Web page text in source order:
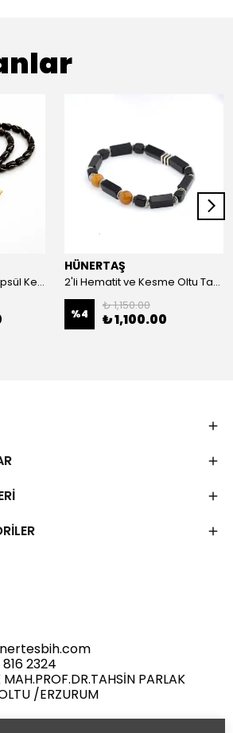
14 Ayar Altın İşleme Kapsül Kesim Oltu Taşı Tespih
HÜNERTAŞ
2'li Hematit ve Kesme Oltu Taşı Bileklik
%4
₺ 1,150.00
₺ 1,100.00
2324
PARLAK
/ERZURUM